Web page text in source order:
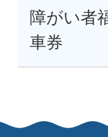
障がい者
車券